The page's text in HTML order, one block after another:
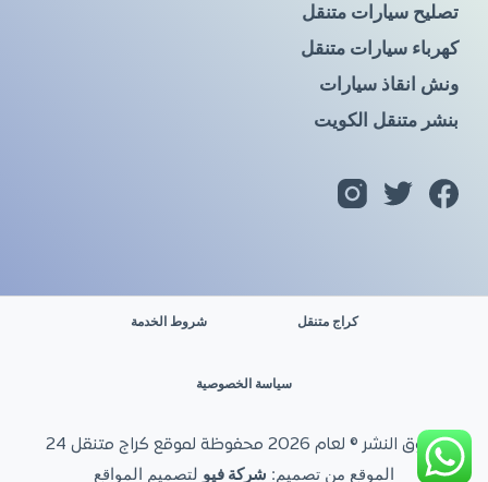
تصليح سيارات متنقل
كهرباء سيارات متنقل
ونش انقاذ سيارات
بنشر متنقل الكويت
كراج متنقل شروط الخدمة
سياسة الخصوصية
حقوق النشر © لعام 2026 محفوظة لموقع كراج متنقل 24
الموقع من تصميم: شركة فيو لتصميم المواقع